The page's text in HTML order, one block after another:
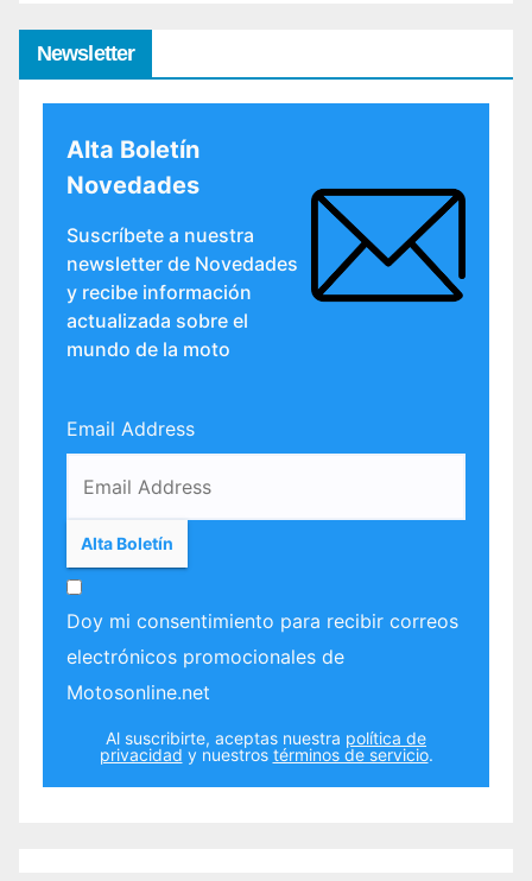
Newsletter
Alta Boletín
Novedades
Suscríbete a nuestra
newsletter de Novedades
y recibe información
actualizada sobre el
mundo de la moto
Email Address
Doy mi consentimiento para recibir correos
electrónicos promocionales de
Motosonline.net
Al suscribirte, aceptas nuestra política de
privacidad y nuestros términos de servicio.